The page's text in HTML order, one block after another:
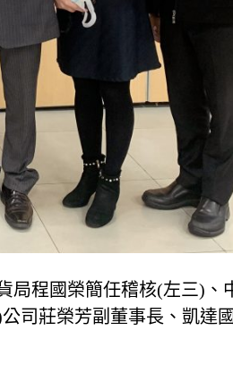
局程國榮簡任稽核(左三)、
司莊榮芳副董事長、凱達